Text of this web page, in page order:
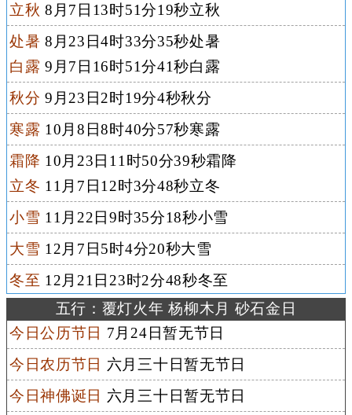
立秋 8月7日13时51分19秒立秋
处暑 8月23日4时33分35秒处暑
白露 9月7日16时51分41秒白露
秋分 9月23日2时19分4秒秋分
寒露 10月8日8时40分57秒寒露
霜降 10月23日11时50分39秒霜降
立冬 11月7日12时3分48秒立冬
小雪 11月22日9时35分18秒小雪
大雪 12月7日5时4分20秒大雪
冬至 12月21日23时2分48秒冬至
五行：覆灯火年 杨柳木月 砂石金日
今日公历节日 7月24日暂无节日
今日农历节日 六月三十日暂无节日
今日神佛诞日 六月三十日暂无节日